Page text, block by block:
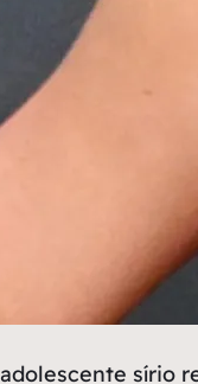
adolescente